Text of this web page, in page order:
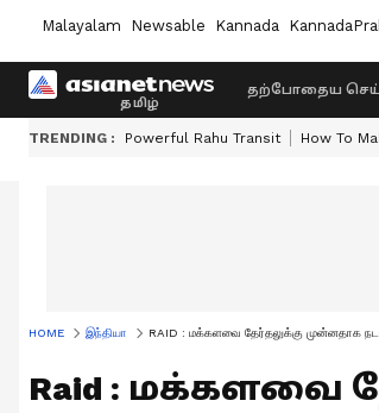
Malayalam Newsable Kannada
தற்போதைய
TRENDING : Powerful Rahu Transit How To
HOME இந்தியா RAID : மக்களவை தேர்தலுக்கு முன்னதாக
Raid : மக்களவை